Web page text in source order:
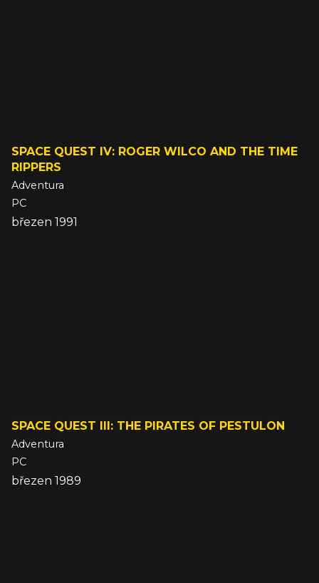
SPACE QUEST IV: ROGER WILCO AND THE TIME
RIPPERS
Adventura
PC
březen 1991
SPACE QUEST III: THE PIRATES OF PESTULON
Adventura
PC
březen 1989